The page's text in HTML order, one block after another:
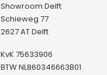
Showroom Delft
Schieweg 77
2627 AT Delft
KvK 75633906
BTW NL860346663B01